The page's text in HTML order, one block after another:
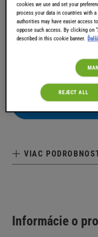
JACOBS ESPRESSO
domu!
VIAC
Informácie o
cookies we use and set your
process your data in countries with
authorities may have easier access
oppose such access. By clicking on
described in this cookie banner.
REJECT ALL